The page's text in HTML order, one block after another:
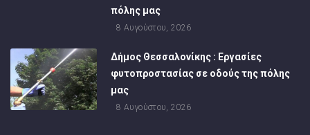
πόλης μας
8 Αυγούστου, 2026
Δήμος Θεσσαλονίκης : Εργασίες
φυτοπροστασίας σε οδούς της πόλης
μας
8 Αυγούστου, 2026